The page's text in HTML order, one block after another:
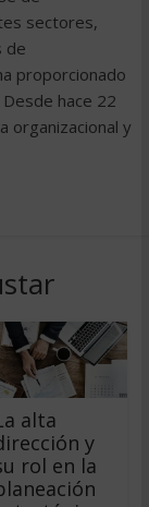
sectores,
de
proporcionado
hace 22
organizacional y
alta
y
rol en la